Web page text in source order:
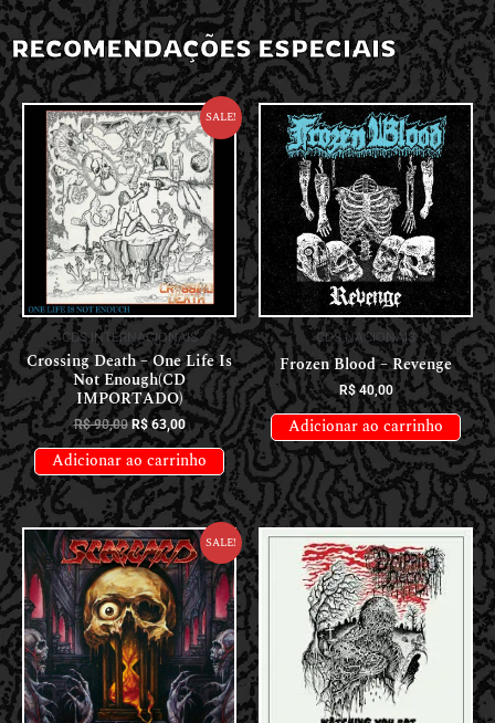
RECOMENDAÇÕES ESPECIAIS
Sale!
CDS INTERNACIONAIS
Crossing Death – One Life Is
Not Enough(CD
IMPORTADO)
R$90,00 R$63,00
Adicionar ao carrinho
CDS NACIONAIS
Frozen Blood – Revenge
R$40,00
Adicionar ao carrinho
Sale!